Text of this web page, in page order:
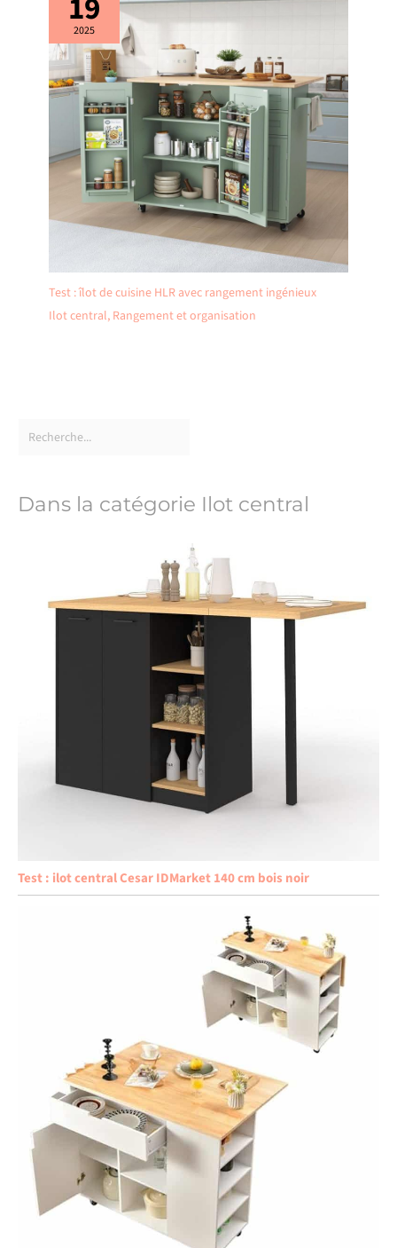
2025
Test : îlot de cuisine HLR avec rangement ingénieux
Ilot central, Rangement et organisation
Dans la catégorie Ilot central
Test : ilot central Cesar IDMarket 140 cm bois noir